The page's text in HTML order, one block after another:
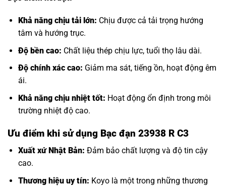
Khả năng chịu tải lớn: Chịu được cả tải trọng hướng
tâm và hướng trục.
Độ bền cao: Chất liệu thép chịu lực, tuổi thọ lâu dài.
Độ chính xác cao: Giảm ma sát, tiếng ồn, hoạt động êm
ái.
Khả năng chịu nhiệt tốt: Hoạt động ổn định trong môi
trường nhiệt độ cao.
Ưu điểm khi sử dụng Bạc đạn 23938 R C3
Xuất xứ Nhật Bản: Đảm bảo chất lượng và độ tin cậy
cao.
Thương hiệu uy tín: Koyo là một trong những thương